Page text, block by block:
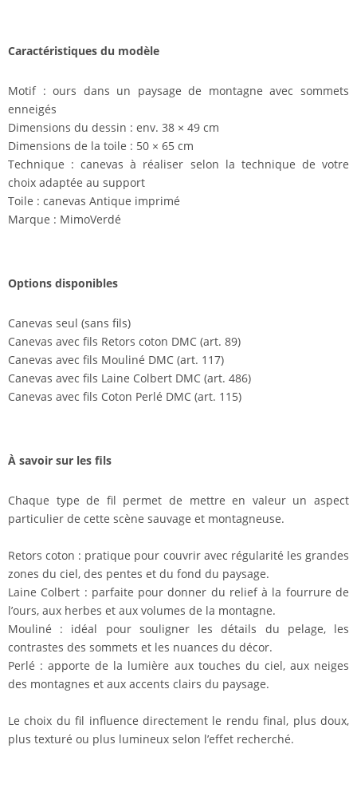
Caractéristiques du modèle
Motif : ours dans un paysage de montagne avec sommets
enneigés
Dimensions du dessin : env. 38 × 49 cm
Dimensions de la toile : 50 × 65 cm
Technique : canevas à réaliser selon la technique de votre
choix adaptée au support
Toile : canevas Antique imprimé
Marque : MimoVerdé
Options disponibles
Canevas seul (sans fils)
Canevas avec fils Retors coton DMC (art. 89)
Canevas avec fils Mouliné DMC (art. 117)
Canevas avec fils Laine Colbert DMC (art. 486)
Canevas avec fils Coton Perlé DMC (art. 115)
À savoir sur les fils
Chaque type de fil permet de mettre en valeur un aspect
particulier de cette scène sauvage et montagneuse.
Retors coton : pratique pour couvrir avec régularité les grandes
zones du ciel, des pentes et du fond du paysage.
Laine Colbert : parfaite pour donner du relief à la fourrure de
l’ours, aux herbes et aux volumes de la montagne.
Mouliné : idéal pour souligner les détails du pelage, les
contrastes des sommets et les nuances du décor.
Perlé : apporte de la lumière aux touches du ciel, aux neiges
des montagnes et aux accents clairs du paysage.
Le choix du fil influence directement le rendu final, plus doux,
plus texturé ou plus lumineux selon l’effet recherché.